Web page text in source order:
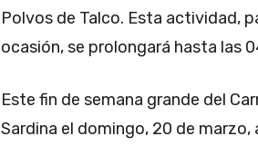
Polvos de Talco. Esta actividad,
ocasión, se prolongará hasta las
Este fin de semana grande del
Sardina el domingo, 20 de